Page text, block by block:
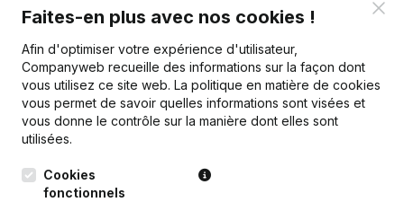
Marge brute € -10 €7 631 €18 203 €6 271
Publicationsde T.O.M.
Faites-en plus avec nos cookies !
Afin d'optimiser votre expérience d'utilisateur,
Companyweb recueille des informations sur la façon dont
vous utilisez ce site web. La politique en matière de cookies
vous permet de savoir quelles informations sont visées et
vous donne le contrôle sur la manière dont elles sont
utilisées.
Cookies
fonctionnels